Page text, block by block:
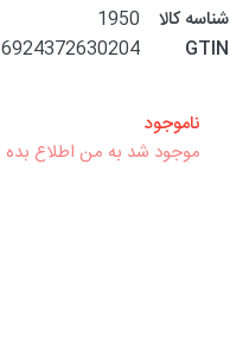
شناسه کالا
1950
GTIN
6924372630204
ناموجود
موجود شد به من اطلاع بده